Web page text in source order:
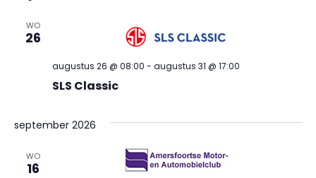
WO
26
SLS Classic
augustus 26 @ 08:00 - augustus 31 @ 17:00
september 2026
WO
16